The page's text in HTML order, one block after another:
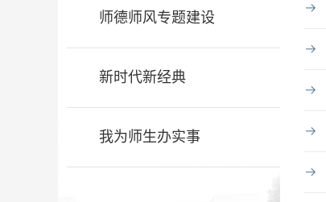
师德师风专题建设
新时代新经典
我为师生办实事